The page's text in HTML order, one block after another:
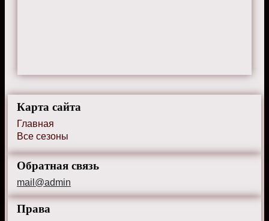
Карта сайта
Главная
Все сезоны
Обратная связь
mail@admin
Права